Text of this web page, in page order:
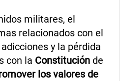
militares, el
relacionados con el
y la pérdida
con la Constitución de
los valores de